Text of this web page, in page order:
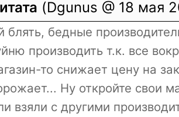
(Dgunus @ 18 мая
блять, бедные
производить т.к. все
то снижает цену на
Ну откройте свои
взяли с другими